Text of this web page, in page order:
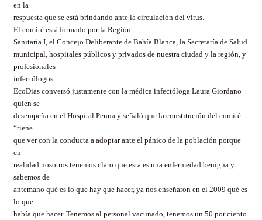
en la
respuesta que se está brindando ante la circulación del virus.
El comité está formado porla Región
Sanitaria I, el Concejo Deliberante de Bahía Blanca, la Secretaría de Salud
municipal, hospitales públicos y privados de nuestra ciudad y la región, y
profesionales
infectólogos.
EcoDias conversó justamente con la médica infectóloga Laura Giordano
quien se
desempeña en el Hospital Penna y señaló que la constitución del comité
“tiene
que ver con la conducta a adoptar ante el pánico de la población porque
en
realidad nosotros tenemos claro que esta es una enfermedad benigna y
sabemos de
antemano qué es lo que hay que hacer, ya nos enseñaron en el 2009 qué es
lo que
había que hacer. Tenemos al personal vacunado, tenemos un 50 por ciento